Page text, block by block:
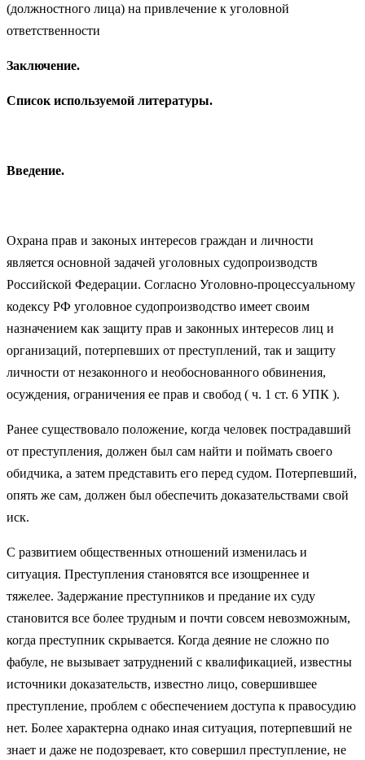
(должностного лица) на привлечение к уголовной
ответственности
Заключение.
Список используемой литературы.
Введение.
Охрана прав и законых интересов граждан и личности
является основной задачей уголовных судопроизводств
Российской Федерации. Согласно Уголовно-процессуальному
кодексу РФ уголовное судопроизводство имеет своим
назначением как защиту прав и законных интересов лиц и
организаций, потерпевших от преступлений, так и защиту
личности от незаконного и необоснованного обвинения,
осуждения, ограничения ее прав и свобод ( ч. 1 ст. 6 УПК ).
Ранее существовало положение, когда человек пострадавший
от преступления, должен был сам найти и поймать своего
обидчика, а затем представить его перед судом. Потерпевший,
опять же сам, должен был обеспечить доказательствами свой
иск.
С развитием общественных отношений изменилась и
ситуация. Преступления становятся все изощреннее и
тяжелее. Задержание преступников и предание их суду
становится все более трудным и почти совсем невозможным,
когда преступник скрывается. Когда деяние не сложно по
фабуле, не вызывает затруднений с квалификацией, известны
источники доказательств, известно лицо, совершившее
преступление, проблем с обеспечением доступа к правосудию
нет. Более характерна однако иная ситуация, потерпевший не
знает и даже не подозревает, кто совершил преступление, не